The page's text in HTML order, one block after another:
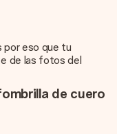
por eso que tu
de las fotos del
de cuero